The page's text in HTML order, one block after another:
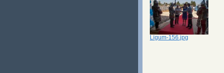
Ligum-156.jpg